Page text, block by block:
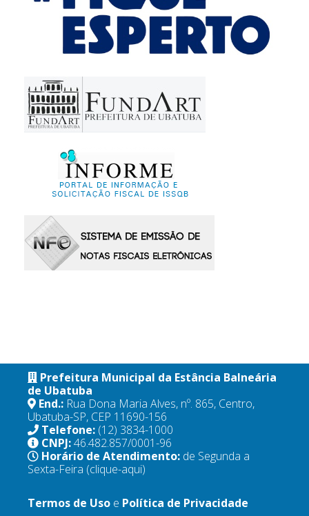
Prefeitura Municipal da Estância Balneária
de Ubatuba
End.: Rua Dona Maria Alves, nº. 865, Centro,
Ubatuba-SP, CEP 11690-156
Telefone: (12) 3834-1000
CNPJ:46.482.857/0001-96
Horário de Atendimento: de Segunda a
Sexta-Feira (clique-aqui)
Termos de Uso e Política de Privacidade